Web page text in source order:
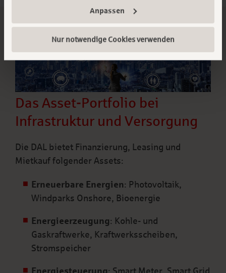
||Datenschutz
Anpassen
Nur notwendige Cookies verwenden
Das Asset-Portfolio bei
Infrastruktur und Versorgung
Die DAL bietet Finanzierung, Leasing und
Mietkauf folgender Assets:
Erneuerbare Energien: Photovoltaik,
Windparks Onshore, Bioenergie
Energieerzeugung: Kohle- und
Gaskraftwerke, Kraftwerksscheiben,
Stromspeicher
Energiesteuerung: Smart Meter, Smart Grid